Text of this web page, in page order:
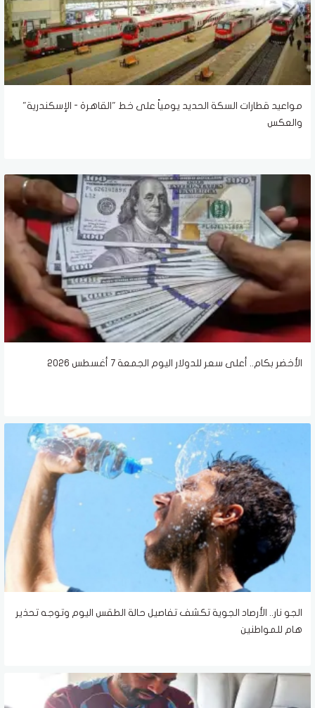
مواعيد قطارات السكة الحديد يومياً على خط "القاهرة - الإسكندرية"
والعكس
الأخضر بكام.. أعلى سعر للدولار اليوم الجمعة 7 أغسطس 2026
الجو نار.. الأرصاد الجوية تكشف تفاصيل حالة الطقس اليوم وتوجه تحذير
هام للمواطنين